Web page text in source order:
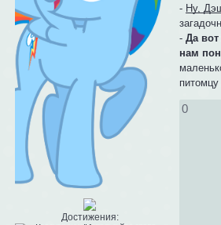
Достижения:
- Ну,
-Да
нам
0